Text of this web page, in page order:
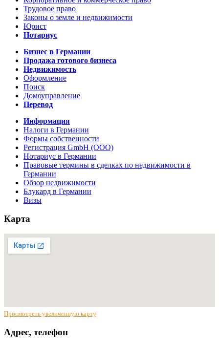
Трудовое право
Законы о земле и недвижимости
Юрист
Нотариус
Бизнес в Германии
Продажа готового бизнеса
Недвижимость
Оформление
Поиск
Домоуправление
Перевод
Информация
Налоги в Германии
Формы собственности
Регистрация GmbH (ООО)
Нотариус в Германии
Правовые термины в сделках по недвижимости в
Германии
Обзор недвижимости
Блукард в Германии
Визы
Карта
Просмотреть увеличенную карту
Адрес, телефон